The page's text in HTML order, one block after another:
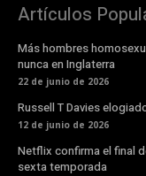
Artículos
Más hombres
nunca en Inglaterra
22 de junio de 2026
Russell T Davies
12 de junio de 2026
Netflix confirma el final
sexta temporada